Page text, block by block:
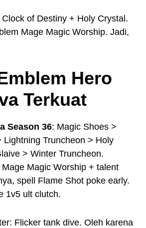
of Destiny + Holy Crystal.
Mage Magic Worship. Jadi,
Hero
Terkuat
Season 36: Magic Shoes >
Lightning Truncheon > Holy
> Winter Truncheon.
Magic Worship + talent
spell Flame Shot poke early.
1v5 ult clutch.
Flicker tank dive. Oleh karena